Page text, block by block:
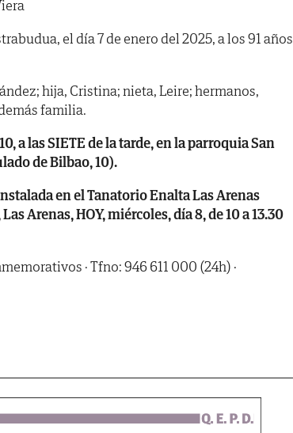
el día 7 de enero del 2025, a los 91 años
hija, Cristina; nieta, Leire; hermanos,
familia.
a las SIETE de la tarde, en la parroquia San
de Bilbao, 10).
en el Tanatorio Enalta Las Arenas
Arenas, HOY, miércoles, día 8, de 10 a 13.30
· Tfno: 946 611 000 (24h) ·